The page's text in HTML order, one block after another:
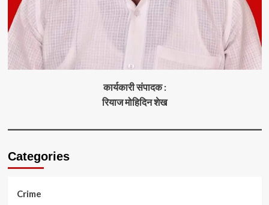
कार्यकारी संपादक :
रियाज मोहिदिन शेख
Categories
Crime